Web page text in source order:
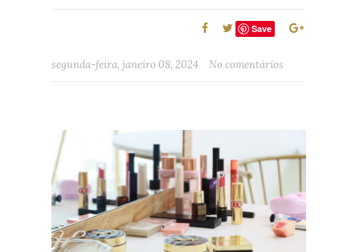
Save
segunda-feira, janeiro 08, 2024 No comentários